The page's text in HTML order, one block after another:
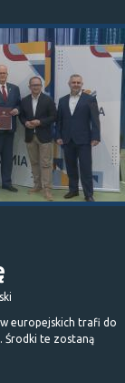
europejskich trafi do
Środki te zostaną